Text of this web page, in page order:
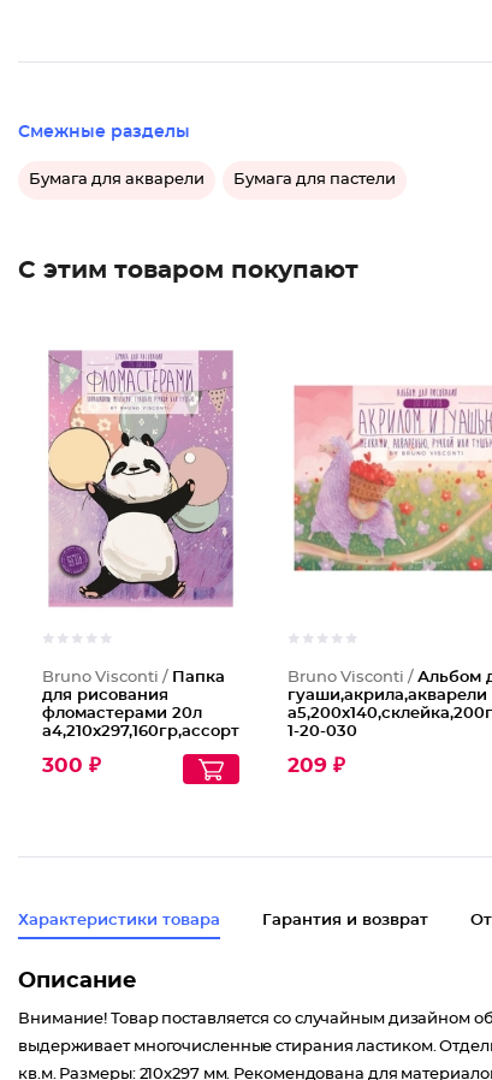
Смежные разделы
Бумага для акварели Бумага для пастели
С этим товаром покупают
Bruno Visconti / Папка
для рисования
фломастерами 20л
а4,210х297,160гр,ассорт
300 ₽
Bruno Visconti / Альбом
гуаши,акрила,акварели
1-20-030
209 ₽
Характеристики товара Гарантия и возврат
Описание
Внимание! Товар поставляется со случайным дизайном
выдерживает многочисленные стирания ластиком.
кв.м. Размеры: 210x297 мм. Рекомендована для